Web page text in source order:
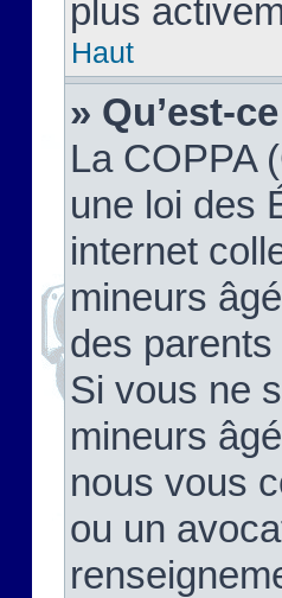
plus
Haut
» Qu’est-
La COPPA
une loi des
internet
mineurs
des
Si vous ne
mineurs
nous vous
ou un